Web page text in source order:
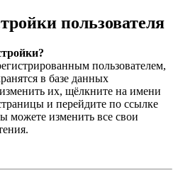
пользователя
пользователем,
в базе данных
их, щёлкните на имени
и перейдите по ссылке
можете изменить все свои